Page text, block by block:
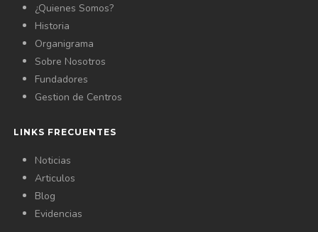
¿Quienes Somos?
Historia
Organigrama
Sobre Nosotros
Fundadores
Gestion de Centros
LINKS FRECUENTES
Noticias
Articulos
Blog
Evidencias